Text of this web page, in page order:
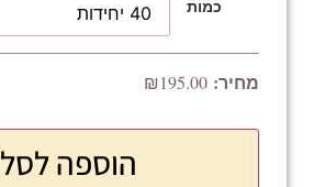
כמות
₪195.00
הוספה לסל